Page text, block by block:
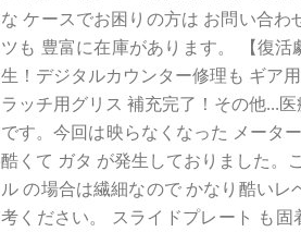
な ケースでお困りの方は お問い合
ツも 豊富に在庫があります。 【復
生！デジタルカウンター修理も ギア
ラッチ用グリス 補充完了！その他...
です。今回は映らなくなった メータ
酷くて ガタ が発生しておりました。
ル の場合は繊細なので かなり酷い
考ください。 スライドプレート も